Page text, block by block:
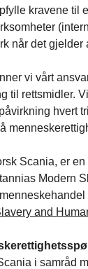
kravene til
når det gjelder
vi vårt
til rettsmidler.
hvert
Scania, er
Modern
and
i samråd